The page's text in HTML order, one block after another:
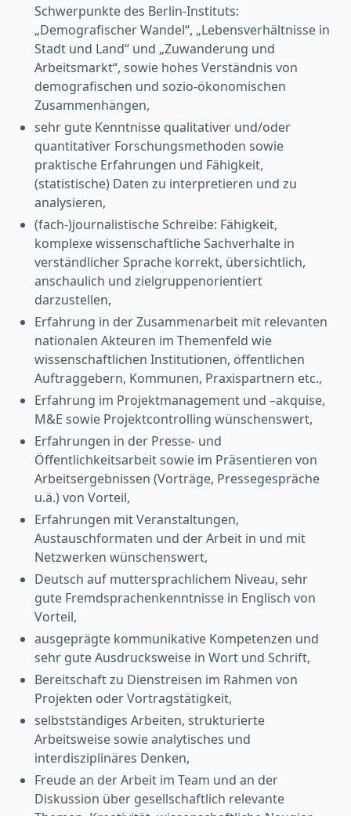
Schwerpunkte des Berlin-Instituts:
„Demografischer Wandel“, „Lebensverhältnisse in
Stadt und Land“ und „Zuwanderung und
Arbeitsmarkt“, sowie hohes Verständnis von
demografischen und sozio-ökonomischen
Zusammenhängen,
sehr gute Kenntnisse qualitativer und/oder
quantitativer Forschungsmethoden sowie
praktische Erfahrungen und Fähigkeit,
(statistische) Daten zu interpretieren und zu
analysieren,
(fach-)journalistische Schreibe: Fähigkeit,
komplexe wissenschaftliche Sachverhalte in
verständlicher Sprache korrekt, übersichtlich,
anschaulich und zielgruppenorientiert
darzustellen,
Erfahrung in der Zusammenarbeit mit relevanten
nationalen Akteuren im Themenfeld wie
wissenschaftlichen Institutionen, öffentlichen
Auftraggebern, Kommunen, Praxispartnern etc.,
Erfahrung im Projektmanagement und –akquise,
M&E sowie Projektcontrolling wünschenswert,
Erfahrungen in der Presse- und
Öffentlichkeitsarbeit sowie im Präsentieren von
Arbeitsergebnissen (Vorträge, Pressegespräche
u.ä.) von Vorteil,
Erfahrungen mit Veranstaltungen,
Austauschformaten und der Arbeit in und mit
Netzwerken wünschenswert,
Deutsch auf muttersprachlichem Niveau, sehr
gute Fremdsprachenkenntnisse in Englisch von
Vorteil,
ausgeprägte kommunikative Kompetenzen und
sehr gute Ausdrucksweise in Wort und Schrift,
Bereitschaft zu Dienstreisen im Rahmen von
Projekten oder Vortragstätigkeit,
selbstständiges Arbeiten, strukturierte
Arbeitsweise sowie analytisches und
interdisziplinäres Denken,
Freude an der Arbeit im Team und an der
Diskussion über gesellschaftlich relevante